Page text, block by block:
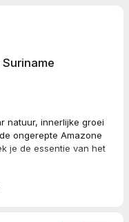
natuur, innerlijke groei
ongerepte Amazone
je de essentie van het